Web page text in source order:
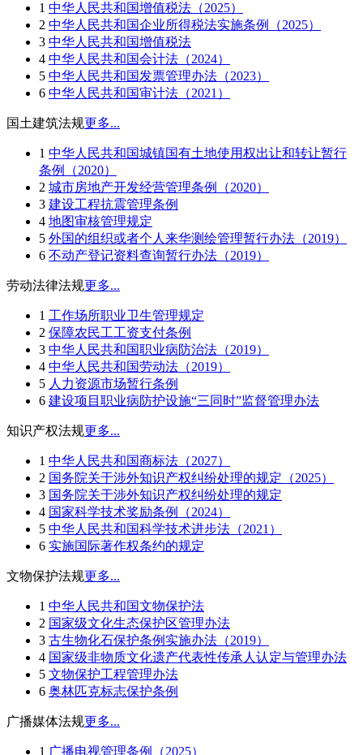
1 中华人民共和国增值税法（2025）
2 中华人民共和国企业所得税法实施条例（2025）
3 中华人民共和国增值税法
4 中华人民共和国会计法（2024）
5 中华人民共和国发票管理办法（2023）
6 中华人民共和国审计法（2021）
国土建筑法规更多...
1 中华人民共和国城镇国有土地使用权出让和转让暂行
条例（2020）
2 城市房地产开发经营管理条例（2020）
3 建设工程抗震管理条例
4 地图审核管理规定
5 外国的组织或者个人来华测绘管理暂行办法（2019）
6 不动产登记资料查询暂行办法（2019）
劳动法律法规更多...
1 工作场所职业卫生管理规定
2 保障农民工工资支付条例
3 中华人民共和国职业病防治法（2019）
4 中华人民共和国劳动法（2019）
5 人力资源市场暂行条例
6 建设项目职业病防护设施“三同时”监督管理办法
知识产权法规更多...
1 中华人民共和国商标法（2027）
2 国务院关于涉外知识产权纠纷处理的规定（2025）
3 国务院关于涉外知识产权纠纷处理的规定
4 国家科学技术奖励条例（2024）
5 中华人民共和国科学技术进步法（2021）
6 实施国际著作权条约的规定
文物保护法规更多...
1 中华人民共和国文物保护法
2 国家级文化生态保护区管理办法
3 古生物化石保护条例实施办法（2019）
4 国家级非物质文化遗产代表性传承人认定与管理办法
5 文物保护工程管理办法
6 奥林匹克标志保护条例
广播媒体法规更多...
1 广播电视管理条例（2025）